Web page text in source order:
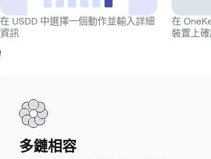
在 USDD 中選擇一個動作並輸入詳細
資訊
在
裝置上
多鏈相容